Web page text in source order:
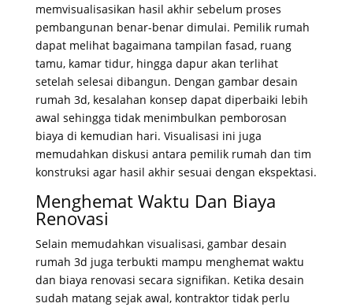
memvisualisasikan hasil akhir sebelum proses
pembangunan benar-benar dimulai. Pemilik rumah
dapat melihat bagaimana tampilan fasad, ruang
tamu, kamar tidur, hingga dapur akan terlihat
setelah selesai dibangun. Dengan gambar desain
rumah 3d, kesalahan konsep dapat diperbaiki lebih
awal sehingga tidak menimbulkan pemborosan
biaya di kemudian hari. Visualisasi ini juga
memudahkan diskusi antara pemilik rumah dan tim
konstruksi agar hasil akhir sesuai dengan ekspektasi.
Menghemat Waktu Dan Biaya
Renovasi
Selain memudahkan visualisasi, gambar desain
rumah 3d juga terbukti mampu menghemat waktu
dan biaya renovasi secara signifikan. Ketika desain
sudah matang sejak awal, kontraktor tidak perlu